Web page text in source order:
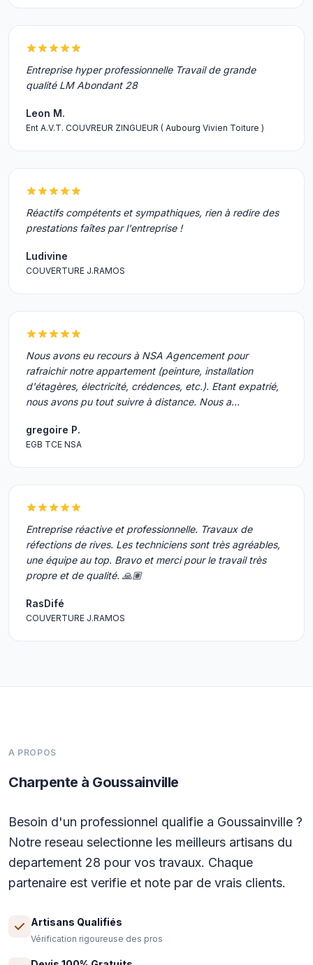
Entreprise hyper professionnelle Travail de grande
qualité LM Abondant 28
Leon M.
Ent A.V.T. COUVREUR ZINGUEUR ( Aubourg Vivien Toiture )
Réactifs compétents et sympathiques, rien à redire des
prestations faîtes par l'entreprise !
Ludivine
COUVERTURE J.RAMOS
Nous avons eu recours à NSA Agencement pour
rafraichir notre appartement (peinture, installation
d'étagères, électricité, crédences, etc.). Etant expatrié,
nous avons pu tout suivre à distance. Nous a…
gregoire P.
EGB TCE NSA
Entreprise réactive et professionnelle. Travaux de
réfections de rives. Les techniciens sont très agréables,
une équipe au top. Bravo et merci pour le travail très
propre et de qualité. 🙏🏽
RasDifé
COUVERTURE J.RAMOS
A PROPOS
Charpente à Goussainville
Besoin d'un professionnel qualifie a Goussainville ?
Notre reseau selectionne les meilleurs artisans du
departement 28 pour vos travaux. Chaque
partenaire est verifie et note par de vrais clients.
Artisans Qualifiés
Vérification rigoureuse des pros